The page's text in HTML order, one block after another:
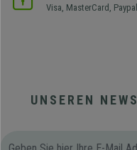
Visa, MasterCard, Paypal
UNSEREN